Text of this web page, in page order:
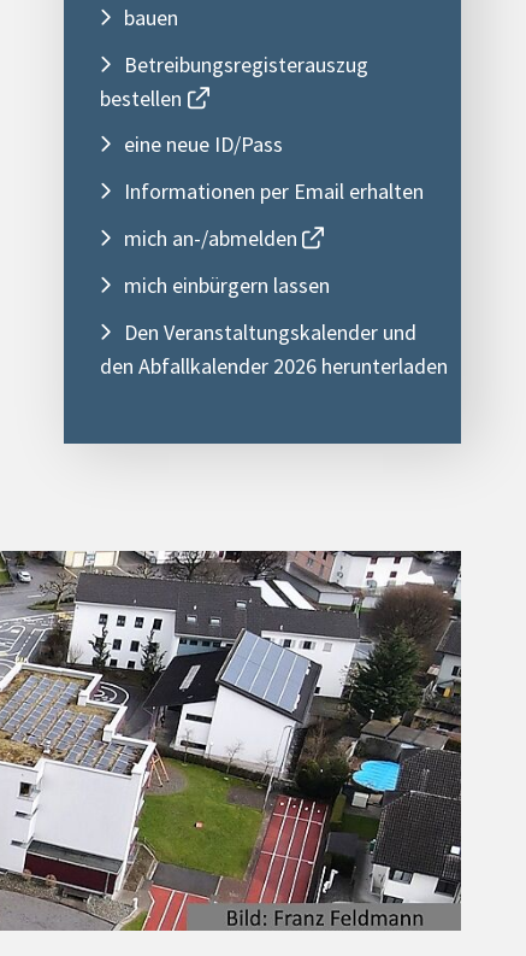
bauen
Betreibungsregisterauszug
bestellen
eine neue ID/Pass
Informationen per Email erhalten
mich an-/abmelden
mich einbürgern lassen
Den Veranstaltungskalender und
den Abfallkalender 2026 herunterladen